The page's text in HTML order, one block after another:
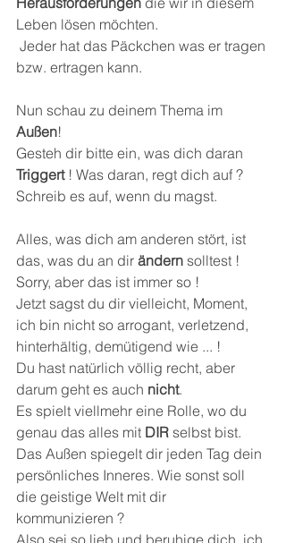
Leben lösen möchten.
bzw. ertragen kann.
Nun schau zu deinem Thema im
Außen!
Gesteh dir bitte ein, was dich daran
Triggert ! Was daran, regt dich auf ?
Schreib es auf, wenn du magst.
Alles, was dich am anderen stört, ist
das, was du an dir ändern solltest !
Sorry, aber das ist immer so !
Jetzt sagst du dir vielleicht, Moment,
ich bin nicht so arrogant, verletzend,
hinterhältig, demütigend wie ... !
Du hast natürlich völlig recht, aber
darum geht es auch nicht.
Es spielt viellmehr eine Rolle, wo du
genau das alles mit DIR selbst bist.
Das Außen spiegelt dir jeden Tag dein
persönliches Inneres. Wie sonst soll
die geistige Welt mit dir
kommunizieren ?
Also sei so lieb und beruhige dich, ich